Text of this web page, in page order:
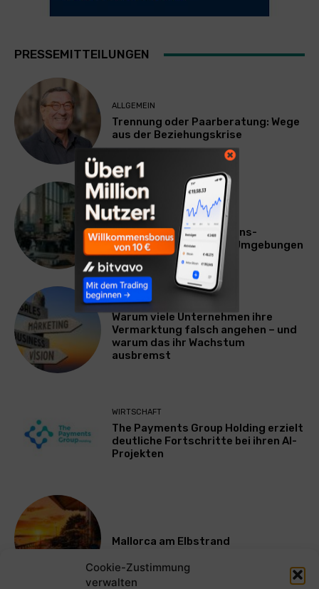
Cookie-Zustimmung
verwalten
PRESSEMITTEILUNGEN
ALLGEMEIN
Trennung oder Paarberatung: Wege
aus der Beziehungskrise
TECHNIK
SourcingBlox startet
CentaurNexus: Operations-
Plattform für Zscaler-Umgebungen
WERBUNG & MARKETING
Warum viele Unternehmen ihre
Vermarktung falsch angehen – und
warum das ihr Wachstum
ausbremst
WIRTSCHAFT
The Payments Group Holding erzielt
deutliche Fortschritte bei ihren AI-
Projekten
Mallorca am Elbstrand